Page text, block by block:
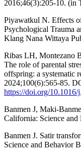
2016;46(3):205-10. (in
Piyawatkul N. Effects
Psychological Trauma
Klang Nana Wittaya
Ribas LH, Montezano
The role of parental
offspring: a systematic
2024;100(6):565-85.
https://doi.org/10.1016/
Banmen J, Maki-
California: Science
Banmen J. Satir
Science and Behavior